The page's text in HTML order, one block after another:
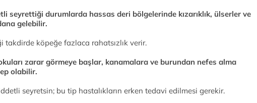
seyrettiği durumlarda hassas deri bölgelerinde kızarıklık, ülserler ve
gelebilir.
takdirde köpeğe fazlaca rahatsızlık verir.
zarar görmeye başlar, kanamalara ve burundan nefes alma
olabilir.
seyretsin; bu tip hastalıkların erken tedavi edilmesi gerekir.